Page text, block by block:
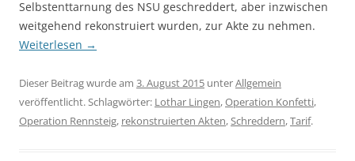
Selbstenttarnung des NSU geschreddert, aber inzwischen
weitgehend rekonstruiert wurden, zur Akte zu nehmen.
Weiterlesen →
Dieser Beitrag wurde am 3. August 2015 unterAllgemein
veröffentlicht. Schlagwörter: Lothar Lingen,Operation Konfetti,
Operation Rennsteig, rekonstruierten Akten,Schreddern,Tarif.